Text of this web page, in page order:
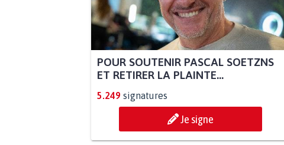
POUR SOUTENIR PASCAL SOETZNS
ET RETIRER LA PLAINTE...
5.249 signatures
Je signe